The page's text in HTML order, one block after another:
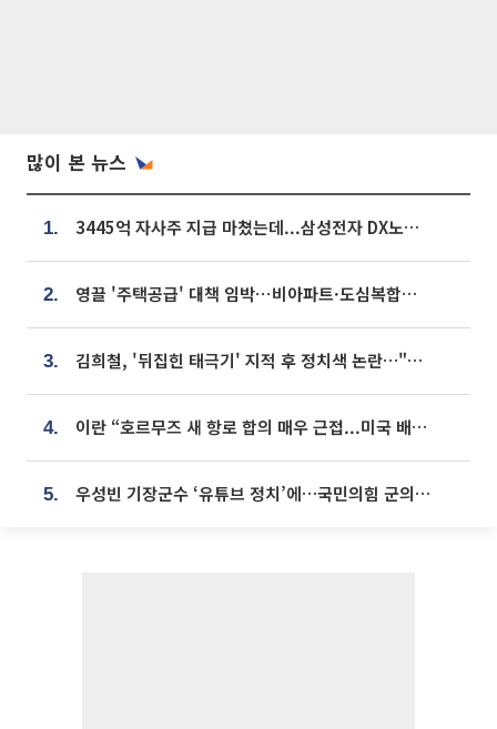
많이 본 뉴스
1. 3445억 자사주 지급 마쳤는데...삼성전자 DX노조, 뒤늦은 '떼쓰기 집회'
2. 영끌 '주택공급' 대책 임박⋯비아파트·도심복합까지 총동원
3. 김희철, '뒤집힌 태극기' 지적 후 정치색 논란…"좌우 떠나 우리나라 국기"
4. 이란 “호르무즈 새 항로 합의 매우 근접...미국 배상 먼저”
5. 우성빈 기장군수 ‘유튜브 정치’에…국민의힘 군의원들 집단 반발